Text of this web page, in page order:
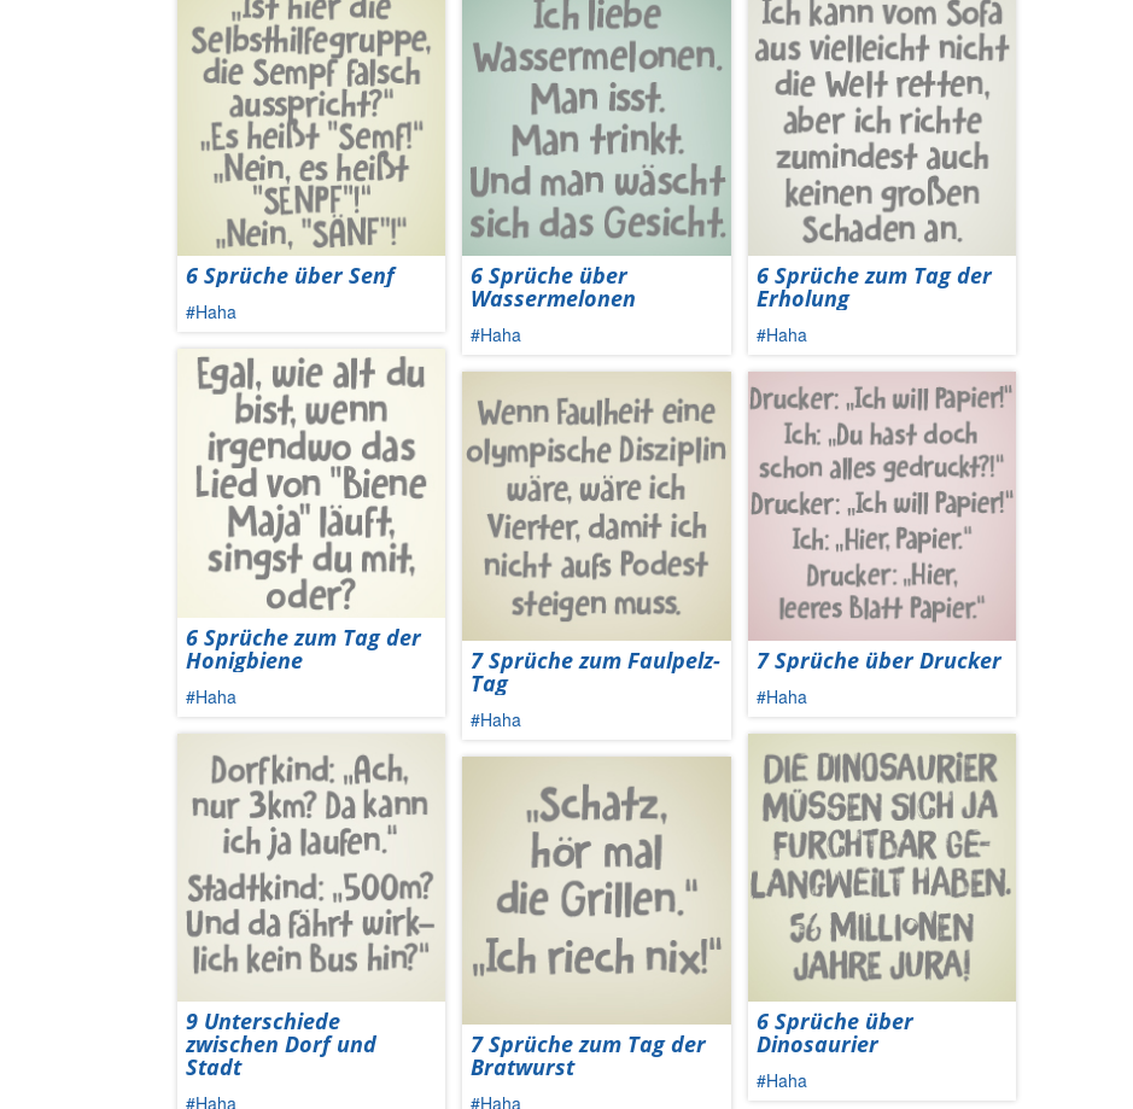
6 Sprüche über Senf
#Haha
6 Sprüche zum Tag der
Honigbiene
#Haha
9 Unterschiede
zwischen Dorf und
Stadt
#Haha
6 Sprüche über
Wassermelonen
#Haha
7 Sprüche zum Faulpelz-
Tag
#Haha
7 Sprüche zum Tag der
Bratwurst
#Haha
6 Sprüche zum Tag der
Erholung
#Haha
7 Sprüche über Drucker
#Haha
6 Sprüche über
Dinosaurier
#Haha